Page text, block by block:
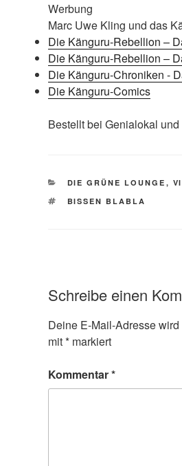
Werbung
Marc Uwe Kling und das
Die Känguru-Rebellion –
Die Känguru-Rebellion –
Die Känguru-Chroniken -
Die Känguru-Comics
Bestellt bei Genialokal
KATEGORIEN
DIE GRÜNE LOUNGE ,
SCHLAGWÖRTER
BISSEN BLABLA
Schreibe einen
Deine E-Mail-Adresse
mit* markiert
Kommentar*